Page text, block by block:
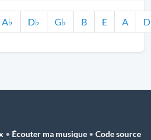
A♭ D♭ G♭ B E A D
• Écouter ma musique • Code source